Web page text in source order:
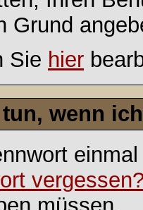
Grund
Sie hier
wenn